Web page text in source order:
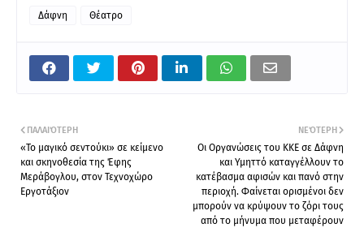
Δάφνη Θέατρο
ΝΕΌΤΕΡΗ
Οι Οργανώσεις του ΚΚΕ σε Δάφνη
και Υμηττό καταγγέλλουν το
κατέβασμα αφισών και πανό στην
περιοχή. Φαίνεται ορισμένοι δεν
μπορούν να κρύψουν το ζόρι τους
από το μήνυμα που μεταφέρουν
ΠΑΛΑΙΌΤΕΡΗ
«Το μαγικό σεντούκι» σε κείμενο
και σκηνοθεσία της Έφης
Μεράβογλου, στον Τεχνοχώρο
Εργοτάξιον